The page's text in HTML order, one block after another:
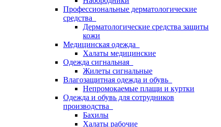
Профессиональные дерматологические
средства
Дерматологические средства защиты
кожи
Медицинская одежда
Халаты медицинские
Одежда сигнальная
Жилеты сигнальные
Влагозащитная одежда и обувь
Непромокаемые плащи и куртки
Одежда и обувь для сотрудников
производства
Бахилы
Халаты рабочие